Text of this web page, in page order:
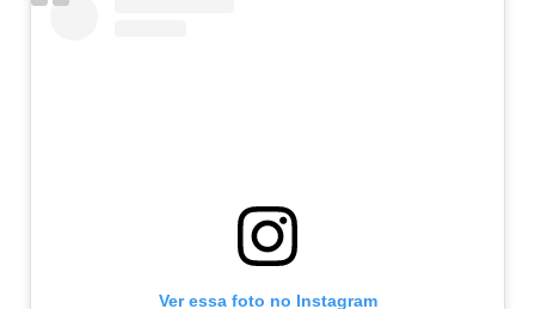
Ver essa foto no Instagram